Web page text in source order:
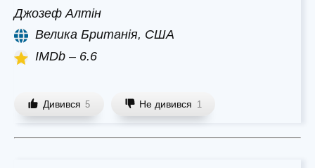
Джозеф Алтін
Велика Британія, США
IMDb – 6.6
Дивився 5 Не дивився 1